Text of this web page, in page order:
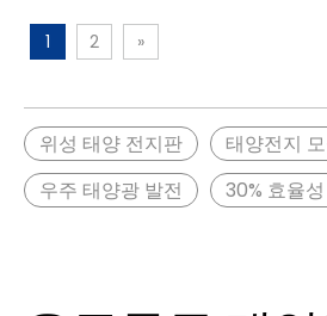
함)
일반적인 전기 매개변수
Jsc=19.1mA/cm2,
Voc=2.70V, Vm=2.36V,
Jm=18.5mA/cm2
1 2 »
위성 태양 전지판
태양전지
우주 태양광 발전
30% 효율